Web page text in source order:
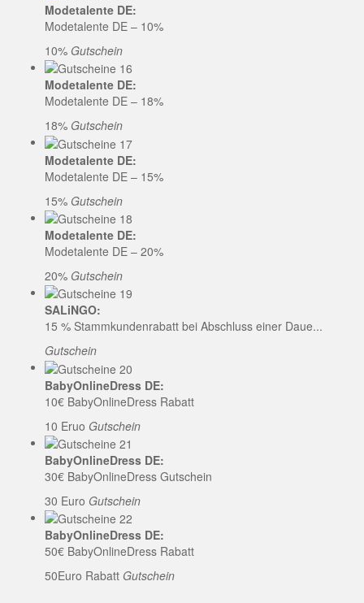
Modetalente DE:
Modetalente DE – 10%
10% Gutschein
Modetalente DE:
Modetalente DE – 18%
18% Gutschein
Modetalente DE:
Modetalente DE – 15%
15% Gutschein
Modetalente DE:
Modetalente DE – 20%
20% Gutschein
SALiNGO:
15 % Stammkundenrabatt bei Abschluss einer Daue...
Gutschein
BabyOnlineDress DE:
10€ BabyOnlineDress Rabatt
10 Eruo Gutschein
BabyOnlineDress DE:
30€ BabyOnlineDress Gutschein
30 Euro Gutschein
BabyOnlineDress DE:
50€ BabyOnlineDress Rabatt
50Euro Rabatt Gutschein